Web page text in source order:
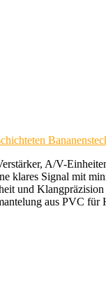
A/V-
klares Signal mit
und Klangpräzision
aus PVC für